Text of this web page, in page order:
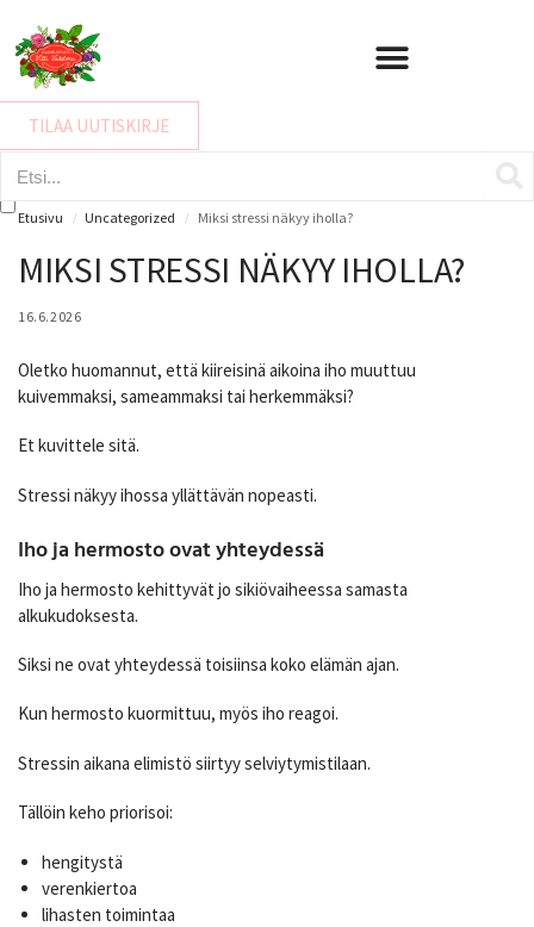
TILAA UUTISKIRJE
Etusivu / Uncategorized / Miksi stressi näkyy iholla?
MIKSI STRESSI NÄKYY IHOLLA?
16.6.2026
Oletko huomannut, että kiireisinä aikoina iho muuttuu
kuivemmaksi, sameammaksi tai herkemmäksi?
Et kuvittele sitä.
Stressi näkyy ihossa yllättävän nopeasti.
Iho ja hermosto ovat yhteydessä
Iho ja hermosto kehittyvät jo sikiövaiheessa samasta
alkukudoksesta.
Siksi ne ovat yhteydessä toisiinsa koko elämän ajan.
Kun hermosto kuormittuu, myös iho reagoi.
Stressin aikana elimistö siirtyy selviytymistilaan.
Tällöin keho priorisoi:
hengitystä
verenkiertoa
lihasten toimintaa